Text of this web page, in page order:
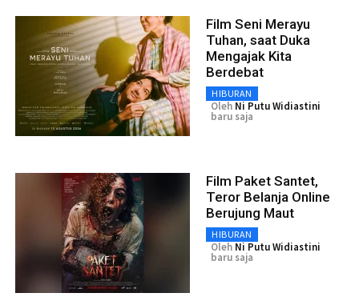
Film Seni Merayu
Tuhan, saat Duka
Mengajak Kita
Berdebat
HIBURAN
Oleh Ni Putu Widiastini
baru saja
Film Paket Santet,
Teror Belanja Online
Berujung Maut
HIBURAN
Oleh Ni Putu Widiastini
baru saja